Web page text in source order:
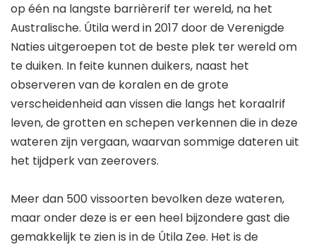
op één na langste barrièrerif ter wereld, na het
Australische. Útila werd in 2017 door de Verenigde
Naties uitgeroepen tot de beste plek ter wereld om
te duiken. In feite kunnen duikers, naast het
observeren van de koralen en de grote
verscheidenheid aan vissen die langs het koraalrif
leven, de grotten en schepen verkennen die in deze
wateren zijn vergaan, waarvan sommige dateren uit
het tijdperk van zeerovers.
Meer dan 500 vissoorten bevolken deze wateren,
maar onder deze is er een heel bijzondere gast die
gemakkelijk te zien is in de Útila Zee. Het is de